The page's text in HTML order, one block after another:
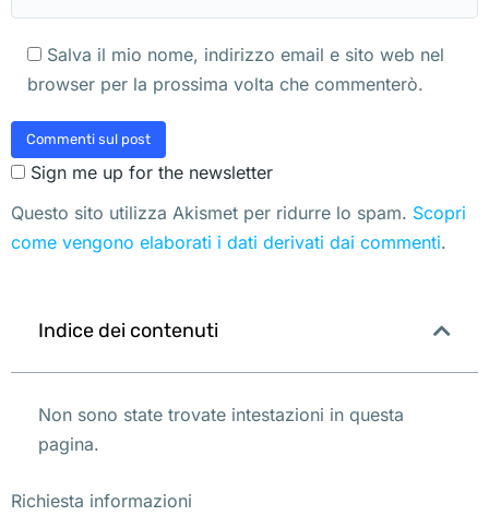
Salva il mio nome, indirizzo email e sito web nel
browser per la prossima volta che commenterò.
Commenti sul post
Sign me up for the newsletter
Questo sito utilizza Akismet per ridurre lo spam. Scopri
come vengono elaborati i dati derivati dai commenti.
Indice dei contenuti
Non sono state trovate intestazioni in questa
pagina.
Richiesta informazioni